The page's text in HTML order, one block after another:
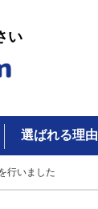
い
選ばれる理由
行いました